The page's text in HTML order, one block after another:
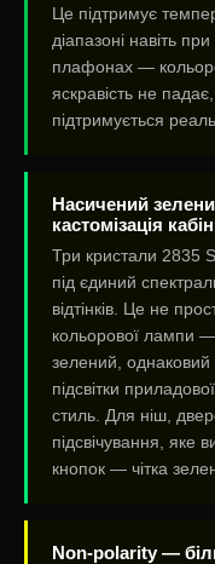
Це підтримує
діапазоні навіть
плафонах —
яскравість не
підтримується
Насичений
кастомізація
Три кристали 2835
під єдиний
відтінків. Це не
кольорової лампи
зелений, однаковий
підсвітки
стиль. Для ніш,
підсвічування, яке
кнопок — чітка
Non-polarity —